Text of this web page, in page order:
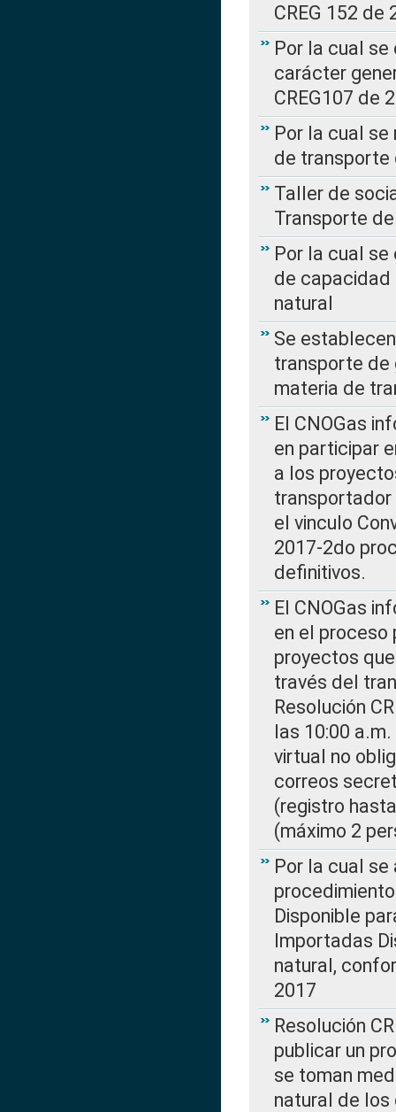
CREG 152 de
Por la cual
carácter
CREG107 de
Por la cual
de transporte
Taller de
Transporte
Por la cual
de capacidad
natural
Se
transporte de
materia de
El CNOGas
en participar
a los
transportador
el vinculo
2017-2do
definitivos.
El CNOGas
en el proceso
proyectos
través del
Resolución
las 10:00
virtual no
correos
(registro
(máximo 2
Por la cual
Disponible
Importadas
natural,
2017
Resolución
publicar un
se toman
natural de los